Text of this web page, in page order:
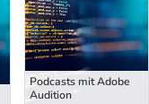
Podcasts mit Adobe
Audition